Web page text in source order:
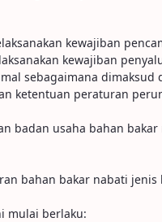
kewajiban
kewajiban
sebagaimana
ketentuan peraturan
badan usaha bahan
bahan bakar nabati
mulai berlaku: